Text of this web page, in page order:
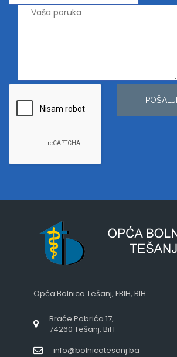
POŠALJI
Opća Bolnica Tešanj, FBIH, BIH
Braće Pobrića 17,
74260 Tešanj, BiH
info@bolnicatesanj.ba